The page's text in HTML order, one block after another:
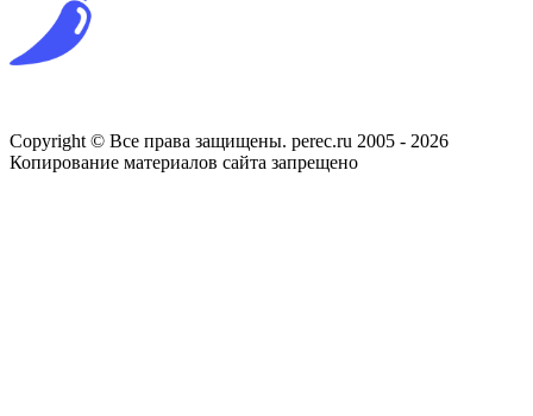
Copyright © Все права защищены. perec.ru 2005 - 2026
Копирование материалов сайта запрещено